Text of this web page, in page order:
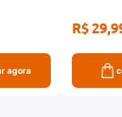
agora
R$